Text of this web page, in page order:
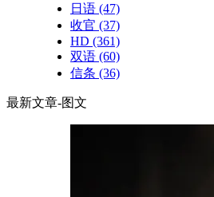
日语 (47)
收官 (37)
HD (361)
双语 (60)
信条 (36)
最新文章-图文